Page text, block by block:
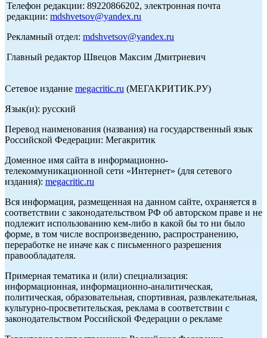
Телефон редакции: 89220866202, электронная почта
редакции: mdshvetsov@yandex.ru
Рекламный отдел: mdshvetsov@yandex.ru
Главный редактор Швецов Максим Дмитриевич
Сетевое издание megacritic.ru (МЕГАКРИТИК.РУ)
Язык(и): русский
Перевод наименования (названия) на государственный язык
Российской Федерации: Мегакритик
Доменное имя сайта в информационно-
телекоммуникационной сети «Интернет» (для сетевого
издания): megacritic.ru
Вся информация, размещенная на данном сайте, охраняется в
соответствии с законодательством РФ об авторском праве и не
подлежит использованию кем-либо в какой бы то ни было
форме, в том числе воспроизведению, распространению,
переработке не иначе как с письменного разрешения
правообладателя.
Примерная тематика и (или) специализация:
информационная, информационно-аналитическая,
политическая, образовательная, спортивная, развлекательная,
культурно-просветительская, реклама в соответствии с
законодательством Российской Федерации о рекламе